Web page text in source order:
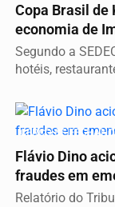
Copa Brasil de
economia de
Segundo a
hotéis,
CERCO SE
Flávio Dino
fraudes em
Relatório do